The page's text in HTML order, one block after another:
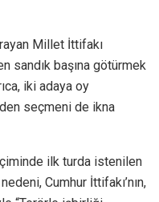
Millet İttifakı
sandık başına götürmek
iki adaya oy
seçmeni de ikna
ilk turda istenilen
Cumhur İttifakı’nın,